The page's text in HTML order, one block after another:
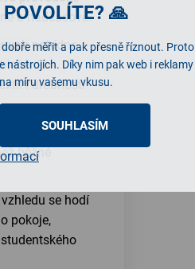
🙏
měřit a pak přesně říznout. Proto
nástrojích. Díky nim pak web i reklamy
míru vašemu vkusu.
SOUHLASÍM
a nadčasově.
nabídne
i drobnosti
více
běžné
se hodí
pokoje,